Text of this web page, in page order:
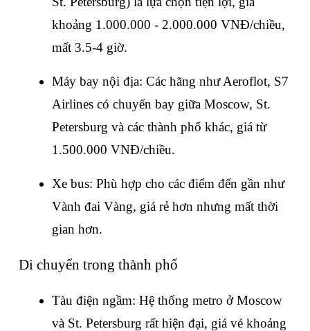
khoảng 1.000.000 - 2.000.000 VNĐ/chiều,
mất 3.5-4 giờ.
Máy bay nội địa: Các hãng như Aeroflot, S7
Airlines có chuyến bay giữa Moscow, St.
Petersburg và các thành phố khác, giá từ
1.500.000 VNĐ/chiều.
Xe bus: Phù hợp cho các điểm đến gần như
Vành đai Vàng, giá rẻ hơn nhưng mất thời
gian hơn.
Di chuyển trong thành phố
Tàu điện ngầm: Hệ thống metro ở Moscow
và St. Petersburg rất hiện đại, giá vé khoảng